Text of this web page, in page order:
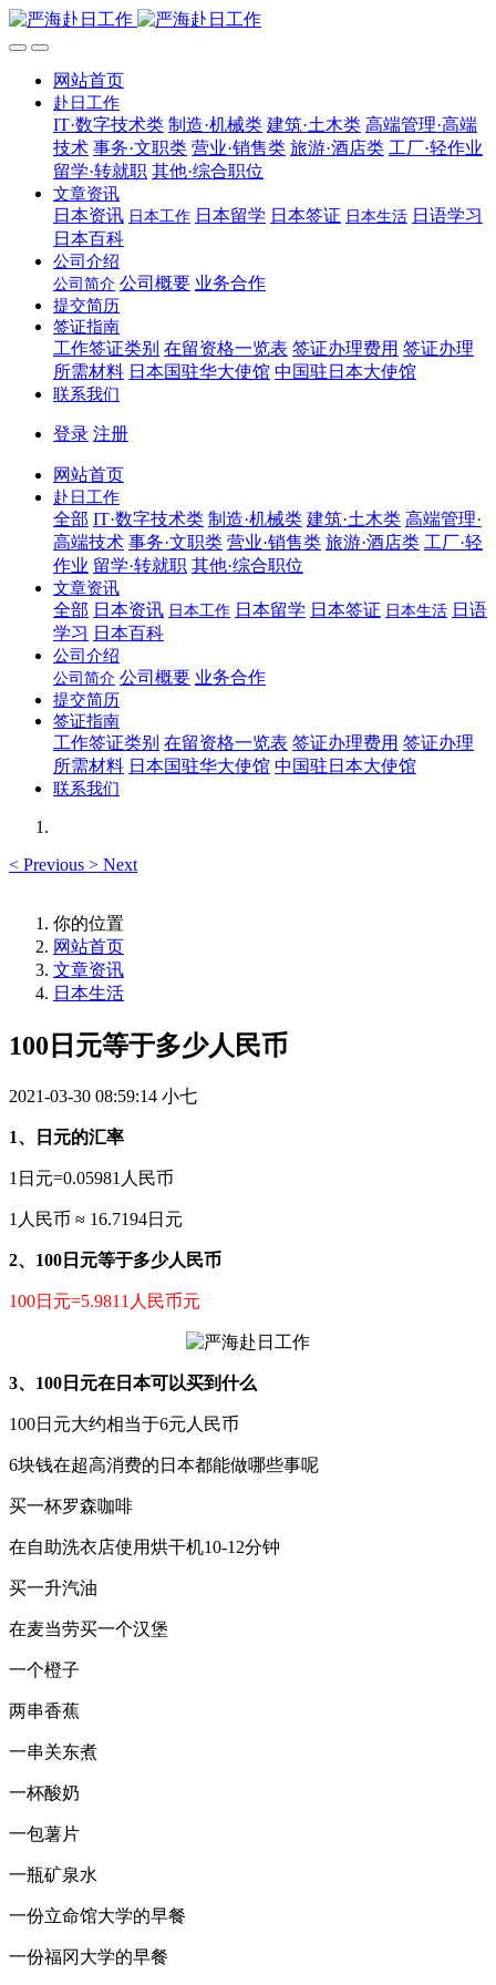
网站首页
赴日工作
IT·数字技术类 制造·机械类 建筑·土木类 高端管理·高端
技术 事务·文职类 营业·销售类 旅游·酒店类 工厂·轻作业
留学·转就职 其他·综合职位
文章资讯
日本资讯 日本工作 日本留学 日本签证 日本生活 日语学习
日本百科
公司介绍
公司简介 公司概要 业务合作
提交简历
签证指南
工作签证类别 在留资格一览表 签证办理费用 签证办理
所需材料 日本国驻华大使馆 中国驻日本大使馆
联系我们
登录 注册
网站首页
赴日工作
全部 IT·数字技术类 制造·机械类 建筑·土木类 高端管理·
高端技术 事务·文职类 营业·销售类 旅游·酒店类 工厂·轻
作业 留学·转就职 其他·综合职位
文章资讯
全部 日本资讯 日本工作 日本留学 日本签证 日本生活 日语
学习 日本百科
公司介绍
公司简介 公司概要 业务合作
提交简历
签证指南
工作签证类别 在留资格一览表 签证办理费用 签证办理
所需材料 日本国驻华大使馆 中国驻日本大使馆
联系我们
< Previous > Next
你的位置
网站首页
文章资讯
日本生活
100日元等于多少人民币
2021-03-30 08:59:14 小七
1、日元的汇率
1日元=0.05981人民币
1人民币 ≈ 16.7194日元
2、100日元等于多少人民币
100日元=5.9811人民币元
3、100日元在日本可以买到什么
100日元大约相当于6元人民币
6块钱在超高消费的日本都能做哪些事呢
买一杯罗森咖啡
在自助洗衣店使用烘干机10-12分钟
买一升汽油
在麦当劳买一个汉堡
一个橙子
两串香蕉
一串关东煮
一杯酸奶
一包薯片
一瓶矿泉水
一份立命馆大学的早餐
一份福冈大学的早餐